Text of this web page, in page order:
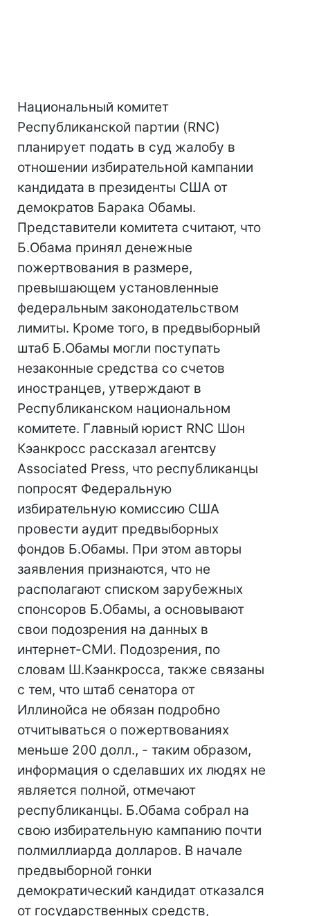
Национальный комитет
Республиканской партии (RNC)
планирует подать в суд жалобу в
отношении избирательной кампании
кандидата в президенты США от
демократов Барака Обамы.
Представители комитета считают, что
Б.Обама принял денежные
пожертвования в размере,
превышающем установленные
федеральным законодательством
лимиты. Кроме того, в предвыборный
штаб Б.Обамы могли поступать
незаконные средства со счетов
иностранцев, утверждают в
Республиканском национальном
комитете. Главный юрист RNC Шон
Кэанкросс рассказал агентсву
Associated Press, что республиканцы
попросят Федеральную
избирательную комиссию США
провести аудит предвыборных
фондов Б.Обамы. При этом авторы
заявления признаются, что не
располагают списком зарубежных
спонсоров Б.Обамы, а основывают
свои подозрения на данных в
интернет-СМИ. Подозрения, по
словам Ш.Кэанкросса, также связаны
с тем, что штаб сенатора от
Иллинойса не обязан подробно
отчитываться о пожертвованиях
меньше 200 долл., - таким образом,
информация о сделавших их людях не
является полной, отмечают
республиканцы. Б.Обама собрал на
свою избирательную кампанию почти
полмиллиарда долларов. В начале
предвыборной гонки
демократический кандидат отказался
от государственных средств,